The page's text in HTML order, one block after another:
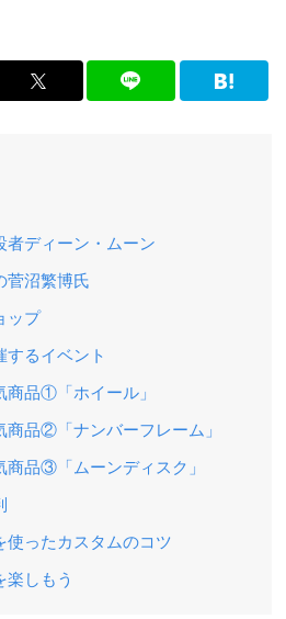
者ディーン・ムーン
菅沼繁博氏
ップ
するイベント
商品①「ホイール」
商品②「ナンバーフレーム」
商品③「ムーンディスク」
使ったカスタムのコツ
楽しもう